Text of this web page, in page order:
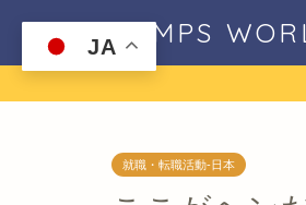
SHIMPS
就職・転職活動-日本
JA